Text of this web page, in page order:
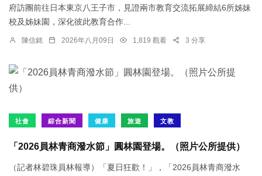
府訪團前往日本東京八王子市，見證兩市教育交流拓展締結6所姊妹
校及姊妹園，深化彼此教育合作...
陳信銘 2026年八月09日 1,819 觀看 3 分享
社會 綜合新聞 健康 旅遊 文教
「2026員林青商潑水節」圓林園登場。（照片公所提供）
（記者林碧珠員林報導）「夏日狂歡！」，「2026員林青商潑水